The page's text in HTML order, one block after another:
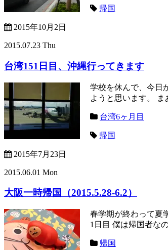
帰国
2015年10月2日
2015.07.23 Thu
台湾151日目、沖縄行ってきます
学校を休んで、今日
ようと思います。
台湾6ヶ月目
帰国
2015年7月23日
2015.06.01 Mon
大阪一時帰国（2015.5.28-6.2）
春学期が終わって夏
1日目 僕は帰国者な
帰国